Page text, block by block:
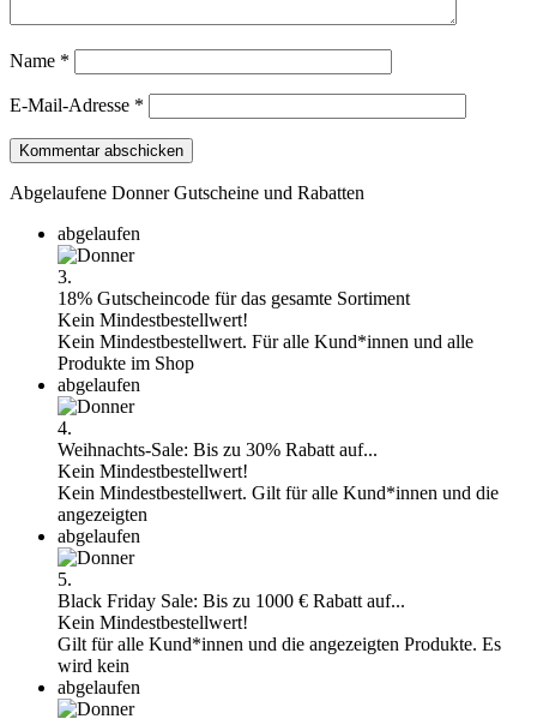
Name *
E-Mail-Adresse *
Abgelaufene Donner Gutscheine und Rabatten
abgelaufen
3.
18% Gutscheincode für das gesamte Sortiment
Kein Mindestbestellwert!
Kein Mindestbestellwert. Für alle Kund*innen und alle
Produkte im Shop
abgelaufen
4.
Weihnachts-Sale: Bis zu 30% Rabatt auf...
Kein Mindestbestellwert!
Kein Mindestbestellwert. Gilt für alle Kund*innen und die
angezeigten
abgelaufen
5.
Black Friday Sale: Bis zu 1000 € Rabatt auf...
Kein Mindestbestellwert!
Gilt für alle Kund*innen und die angezeigten Produkte. Es
wird kein
abgelaufen